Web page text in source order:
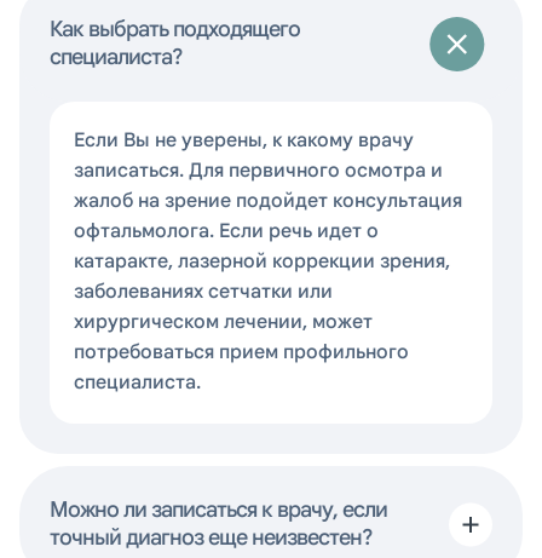
Как выбрать подходящего
специалиста?
Если Вы не уверены, к какому врачу
записаться. Для первичного осмотра и
жалоб на зрение подойдет консультация
офтальмолога. Если речь идет о
катаракте, лазерной коррекции зрения,
заболеваниях сетчатки или
хирургическом лечении, может
потребоваться прием профильного
специалиста.
Можно ли записаться к врачу, если
точный диагноз еще неизвестен?